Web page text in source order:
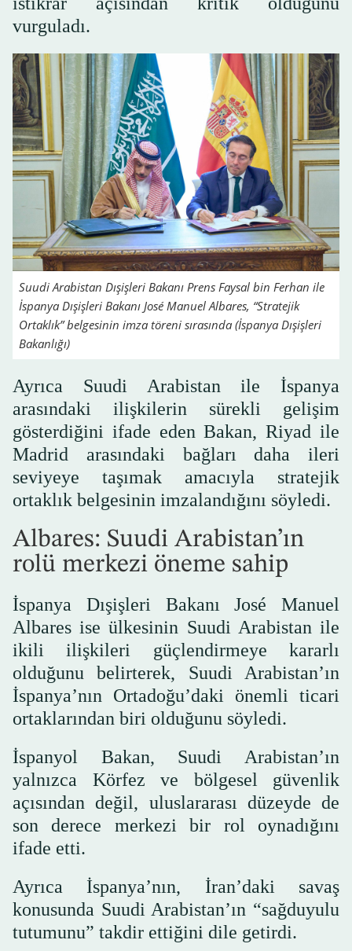
vurguladı.
Suudi Arabistan Dışişleri Bakanı Prens Faysal bin Ferhan ile
İspanya Dışişleri Bakanı José Manuel Albares, “Stratejik
Ortaklık” belgesinin imza töreni sırasında (İspanya Dışişleri
Bakanlığı)
Ayrıca Suudi Arabistan ile İspanya
arasındaki ilişkilerin sürekli gelişim
gösterdiğini ifade eden Bakan, Riyad ile
Madrid arasındaki bağları daha ileri
seviyeye taşımak amacıyla stratejik
ortaklık belgesinin imzalandığını söyledi.
Albares: Suudi Arabistan’ın
rolü merkezi öneme sahip
İspanya Dışişleri Bakanı José Manuel
Albares ise ülkesinin Suudi Arabistan ile
ikili ilişkileri güçlendirmeye kararlı
olduğunu belirterek, Suudi Arabistan’ın
İspanya’nın Ortadoğu’daki önemli ticari
ortaklarından biri olduğunu söyledi.
İspanyol Bakan, Suudi Arabistan’ın
yalnızca Körfez ve bölgesel güvenlik
açısından değil, uluslararası düzeyde de
son derece merkezi bir rol oynadığını
ifade etti.
Ayrıca İspanya’nın, İran’daki savaş
konusunda Suudi Arabistan’ın “sağduyulu
tutumunu” takdir ettiğini dile getirdi.